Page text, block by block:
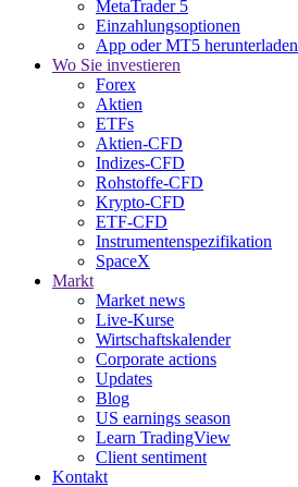
MetaTrader 5
Einzahlungsoptionen
App oder MT5 herunterladen
Wo Sie investieren
Forex
Aktien
ETFs
Aktien-CFD
Indizes-CFD
Rohstoffe-CFD
Krypto-CFD
ETF-CFD
Instrumentenspezifikation
SpaceX
Markt
Market news
Live-Kurse
Wirtschaftskalender
Corporate actions
Updates
Blog
US earnings season
Learn TradingView
Client sentiment
Kontakt